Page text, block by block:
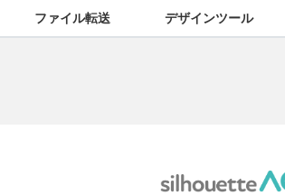
ファイル転送 デザインツール